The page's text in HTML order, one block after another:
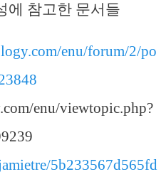
에 참고한 문서들
enu/forum/2/po
enu/viewtopic.php?
5b233567d565fd